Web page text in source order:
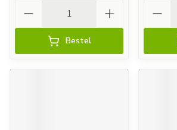
Bestel